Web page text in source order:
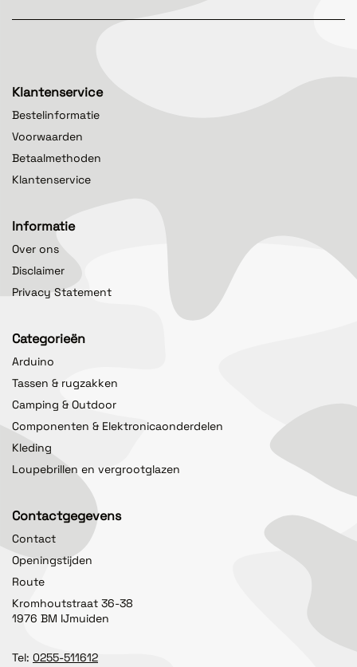
Klantenservice
Bestelinformatie
Voorwaarden
Betaalmethoden
Klantenservice
Informatie
Over ons
Disclaimer
Privacy Statement
Categorieën
Arduino
Tassen & rugzakken
Camping & Outdoor
Componenten & Elektronicaonderdelen
Kleding
Loupebrillen en vergrootglazen
Contactgegevens
Contact
Openingstijden
Route
Kromhoutstraat 36-38
1976 BM IJmuiden
Tel: 0255-511612